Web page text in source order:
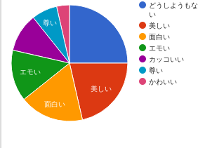
どうしようもな
い
美しい
面白い
エモい
カッコいい
尊い
かわいい
美しい
尊い
エモい
面白い